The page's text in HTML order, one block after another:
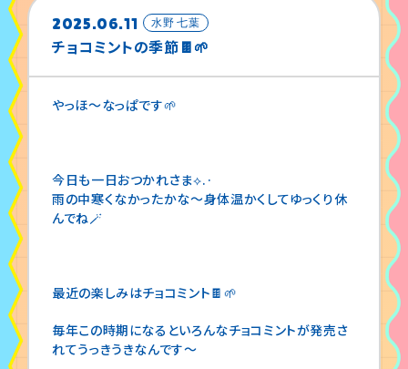
2025.06.11 水野 七葉
チョコミントの季節🍫🌱
やっほ〜なっぱです🌱
今日も一日おつかれさま⟡.·
雨の中寒くなかったかな〜身体温かくしてゆっくり休
んでね🪄
最近の楽しみはチョコミント🍫🌱
毎年この時期になるといろんなチョコミントが発売さ
れてうっきうきなんです〜